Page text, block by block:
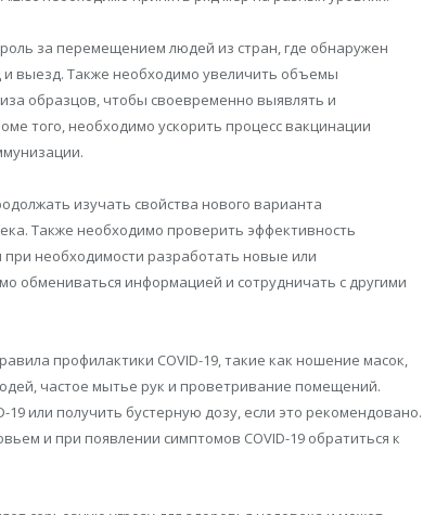
за перемещением людей из стран, где обнаружен
выезд. Также необходимо увеличить объемы
образцов, чтобы своевременно выявлять и
того, необходимо ускорить процесс вакцинации
изучать свойства нового варианта
Также необходимо проверить эффективность
необходимости разработать новые или
обмениваться информацией и сотрудничать с другими
профилактики COVID-19, такие как ношение масок,
частое мытье рук и проветривание помещений.
или получить бустерную дозу, если это рекомендовано.
и при появлении симптомов COVID-19 обратиться к